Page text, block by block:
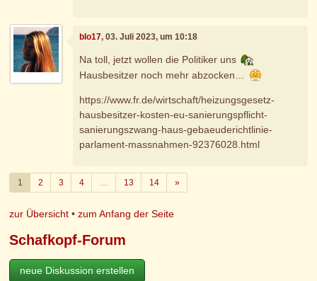
blo17, 03. Juli 2023, um 10:18
Na toll, jetzt wollen die Politiker uns
Hausbesitzer noch mehr abzocken…
https://www.fr.de/wirtschaft/heizungsgesetz-
hausbesitzer-kosten-eu-sanierungspflicht-
sanierungszwang-haus-gebaeuderichtlinie-
parlament-massnahmen-92376028.html
1 2 3 4 … 13 14 »Weiter
zur Übersicht •zum Anfang der Seite
Schafkopf-Forum
neue Diskussion erstellen